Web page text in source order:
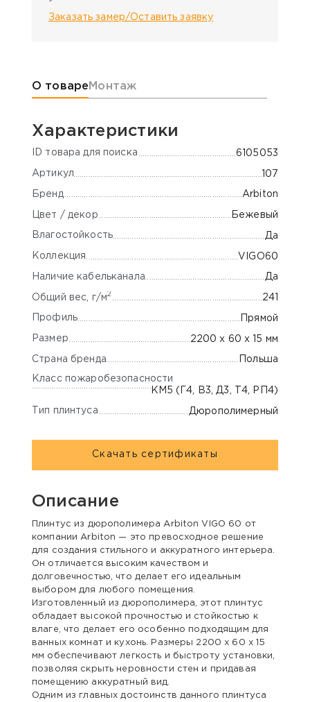
Заказать замер/Оставить заявку
Информация о товаре
О товаре Монтаж
Характеристики
ID товара для поиска 6105053
Артикул 107
Бренд Arbiton
Цвет / декор Бежевый
Влагостойкость Да
Коллекция VIGO60
Наличие кабельканала Да
Общий вес, г/м2 241
Профиль Прямой
Размер 2200 х 60 х 15 мм
Страна бренда Польша
Класс пожаробезопасности
КМ5 (Г4, В3, Д3, Т4, РП4)
Тип плинтуса Дюрополимерный
Скачать сертификаты
Описание
Плинтус из дюрополимера Arbiton VIGO 60 от
компании Arbiton — это превосходное решение
для создания стильного и аккуратного интерьера.
Он отличается высоким качеством и
долговечностью, что делает его идеальным
выбором для любого помещения.
Изготовленный из дюрополимера, этот плинтус
обладает высокой прочностью и стойкостью к
влаге, что делает его особенно подходящим для
ванных комнат и кухонь. Размеры 2200 x 60 x 15
мм обеспечивают легкость и быстроту установки,
позволяя скрыть неровности стен и придавая
помещению аккуратный вид.
Одним из главных достоинств данного плинтуса